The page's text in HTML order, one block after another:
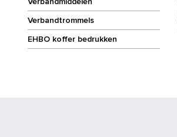
Verbandtrommels
EHBO koffer bedrukken